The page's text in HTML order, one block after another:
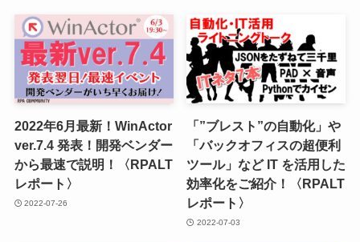
2022年6月最新！WinActor
ver.7.4 発表！開発ベンダー
から最速で説明！〈RPALT
レポート〉
2022-07-26
「”ブレスト”の自動化」や
「バックオフィスの超便利
ツール」など IT を活用した
効率化をご紹介！〈RPALT
レポート〉
2022-07-03